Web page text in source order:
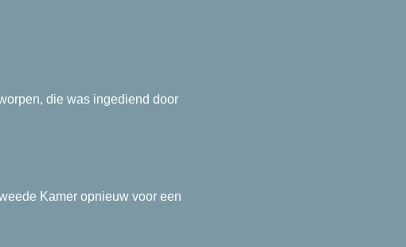
die was ingediend door
Kamer opnieuw voor een